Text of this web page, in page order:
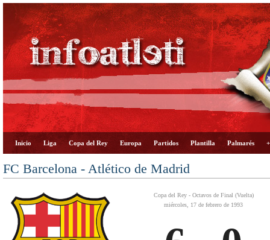
Inicio Liga Copa del Rey Europa Partidos Plantilla Palmarés
FC Barcelona - Atlético de Madrid
Copa del Rey - Octavos de Final (Vuelta)
miércoles, 17 de febrero de 1993